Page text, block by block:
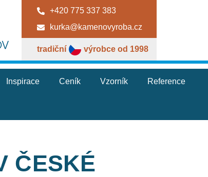
+420 775 337 383
kurka@kamenovyroba.cz
tradiční výrobce od 1998
Inspirace Ceník Vzorník Reference
ČESKÉ